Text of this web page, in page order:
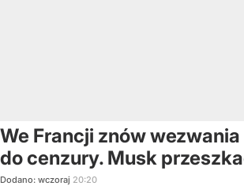
We Francji znów wezwania
do cenzury. Musk
Dodano: wczoraj 20:20